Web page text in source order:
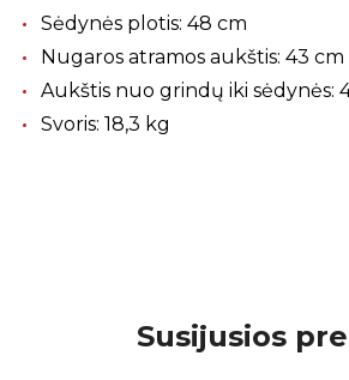
Sėdynės plotis: 48 cm
Nugaros atramos aukštis: 43 cm
Aukštis nuo grindų iki sėdynės:
Svoris: 18,3 kg
Susijusios